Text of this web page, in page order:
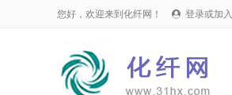
您好，欢迎来到化纤网！  登录或加入